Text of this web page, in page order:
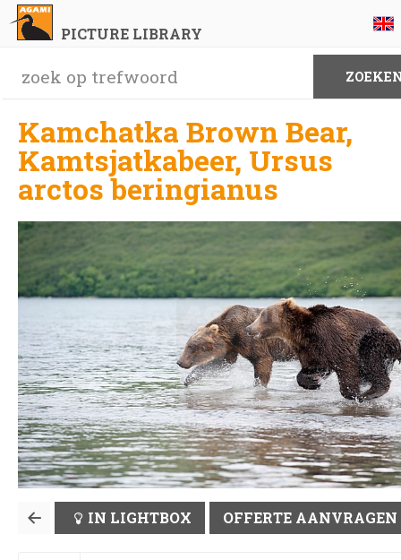
PICTURE LIBRARY
Kamchatka Brown Bear,
Kamtsjatkabeer, Ursus
arctos beringianus
IN LIGHTBOX OFFERTE AANVRAGEN